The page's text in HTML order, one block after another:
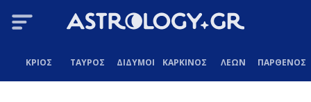
ΚΡΙΟΣ ΤΑΥΡΟΣ ΔΙΔΥΜΟΙ ΚΑΡΚΙΝΟΣ ΛΕΩΝ ΠΑΡΘΕΝΟΣ